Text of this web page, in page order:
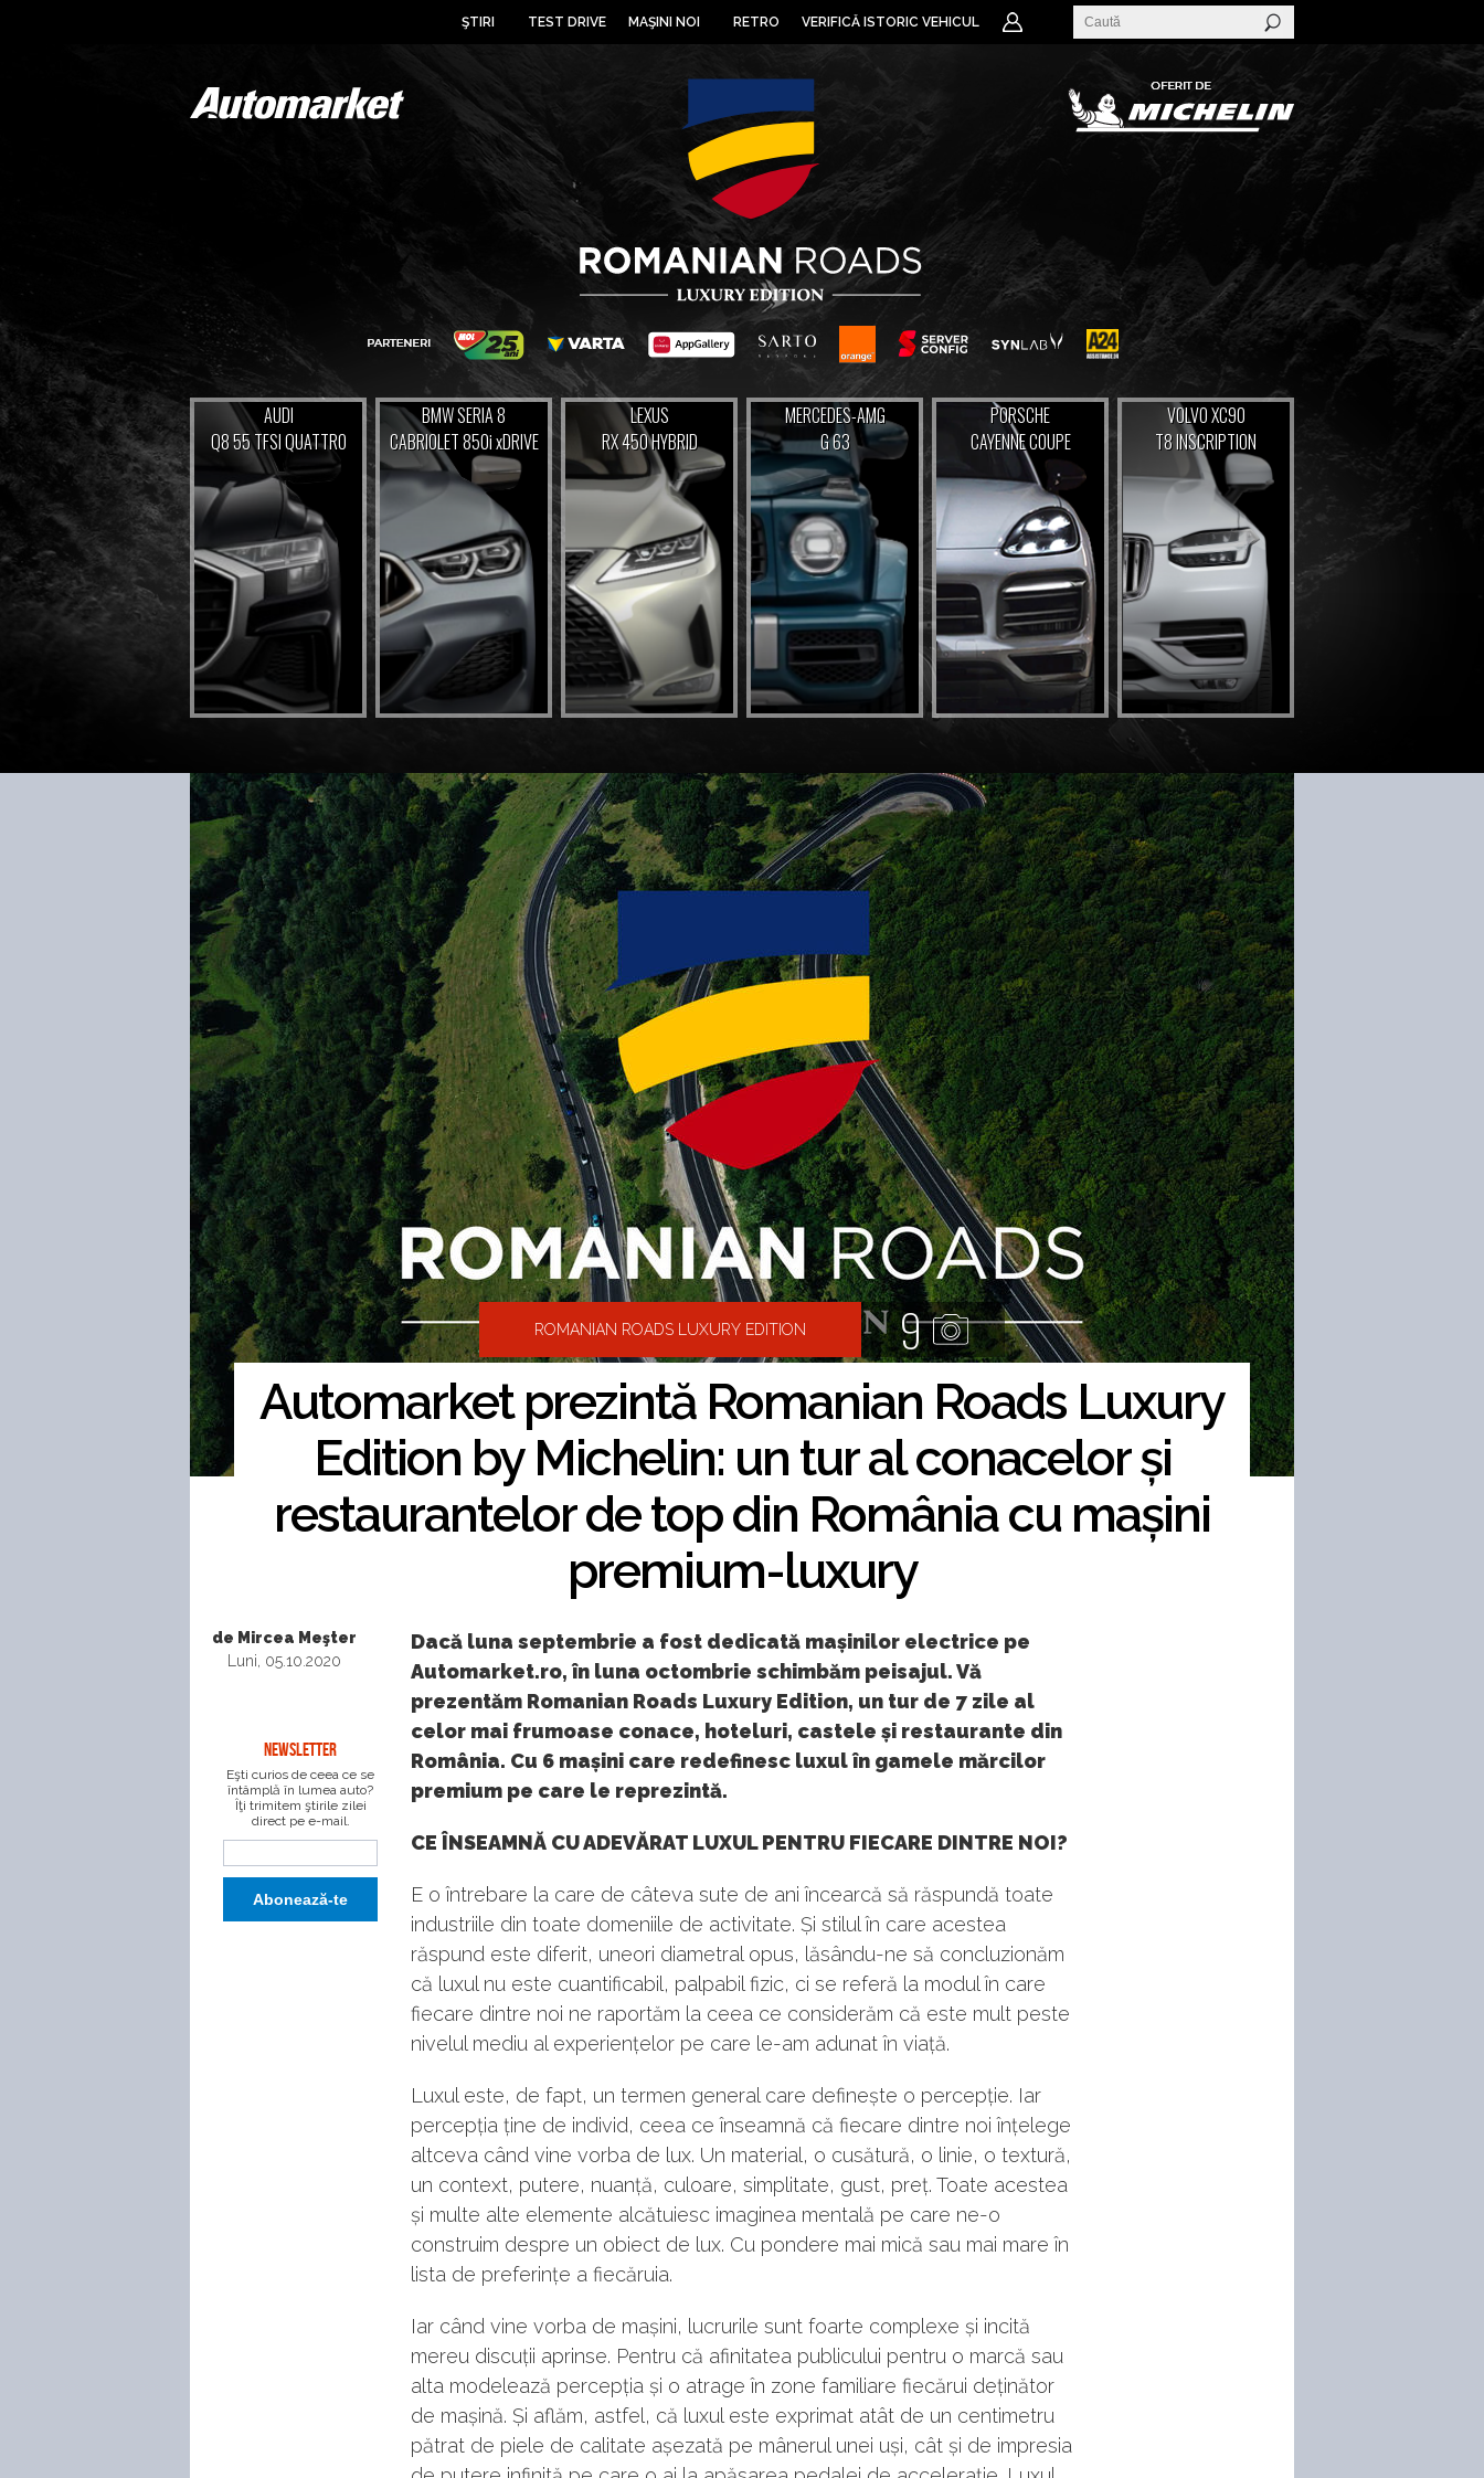
ŞTIRI TEST DRIVE MAŞINI NOI RETRO VERIFICĂ ISTORIC VEHICUL
AUDI
Q8 55 TFSI QUATTRO
BMW SERIA 8
CABRIOLET 850i xDRIVE
LEXUS
RX 450 HYBRID
MERCEDES-AMG
G 63
PORSCHE
CAYENNE COUPE
VOLVO XC90
T8 INSCRIPTION
ROMANIAN ROADS LUXURY EDITION 9
Automarket prezintă Romanian Roads Luxury
Edition by Michelin: un tur al conacelor și
restaurantelor de top din România cu mașini
premium-luxury
de Mircea Meşter
Luni, 05.10.2020
NEWSLETTER
Eşti curios de ceea ce se
întâmplă în lumea auto?
Îţi trimitem ştirile zilei
direct pe e-mail.
Dacă luna septembrie a fost dedicată mașinilor electrice pe
Automarket.ro, în luna octombrie schimbăm peisajul. Vă
prezentăm Romanian Roads Luxury Edition, un tur de 7 zile al
celor mai frumoase conace, hoteluri, castele și restaurante din
România. Cu 6 mașini care redefinesc luxul în gamele mărcilor
premium pe care le reprezintă.
CE ÎNSEAMNĂ CU ADEVĂRAT LUXUL PENTRU FIECARE DINTRE NOI?
E o întrebare la care de câteva sute de ani încearcă să răspundă toate
industriile din toate domeniile de activitate. Și stilul în care acestea
răspund este diferit, uneori diametral opus, lăsându-ne să concluzionăm
că luxul nu este cuantificabil, palpabil fizic, ci se referă la modul în care
fiecare dintre noi ne raportăm la ceea ce considerăm că este mult peste
nivelul mediu al experiențelor pe care le-am adunat în viață.
Luxul este, de fapt, un termen general care definește o percepție. Iar
percepția ține de individ, ceea ce înseamnă că fiecare dintre noi înțelege
altceva când vine vorba de lux. Un material, o cusătură, o linie, o textură,
un context, putere, nuanță, culoare, simplitate, gust, preț. Toate acestea
și multe alte elemente alcătuiesc imaginea mentală pe care ne-o
construim despre un obiect de lux. Cu pondere mai mică sau mai mare în
lista de preferințe a fiecăruia.
Iar când vine vorba de mașini, lucrurile sunt foarte complexe și incită
mereu discuții aprinse. Pentru că afinitatea publicului pentru o marcă sau
alta modelează percepția și o atrage în zone familiare fiecărui deținător
de mașină. Și aflăm, astfel, că luxul este exprimat atât de un centimetru
pătrat de piele de calitate așezată pe mânerul unei uși, cât și de impresia